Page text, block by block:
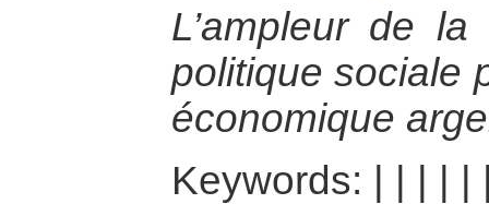
L’ampleur de
politique sociale
économique
Keywords: